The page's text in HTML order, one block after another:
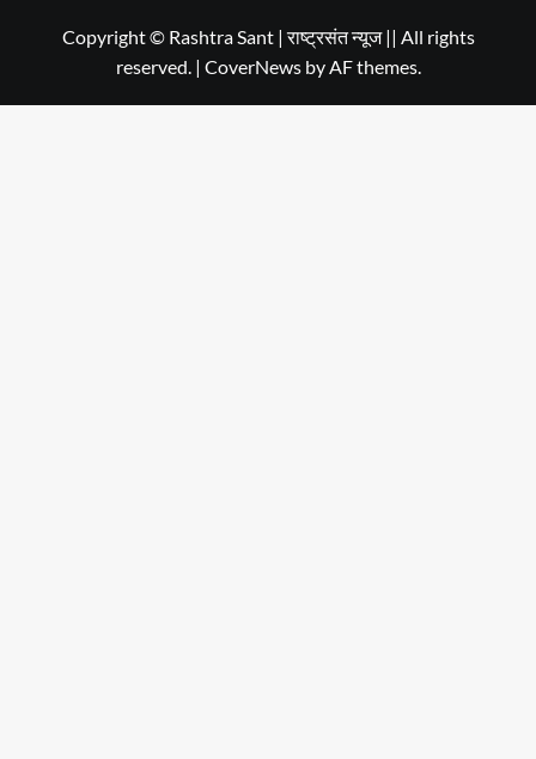
in
Dehradun
Copyright © Rashtra Sant | राष्ट्रसंत न्यूज || All rights
reserved. | CoverNewsby AF themes.